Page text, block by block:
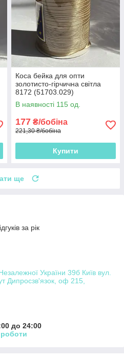
Коса бейка для опти
золотисто-гірчична світла
8172 (51703.029)
В наявності 115 од.
177 ₴/бобіна
221,30 ₴/бобіна
Купити
ще
за рік
України 39б Київ вул.
Дипросзв'язок, оф 215,
до 24:00